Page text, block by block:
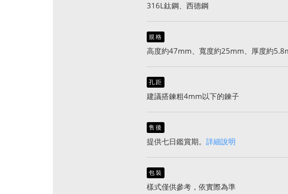
316L鈦鋼、西德鋼
規格
高度約47mm、寬度約25mm、厚度約
孔距
建議搭鍊粗4mm以下的鍊子
售後
提供七日鑑賞期。 詳細說明
包裝
樣式僅供參考，依實際為準